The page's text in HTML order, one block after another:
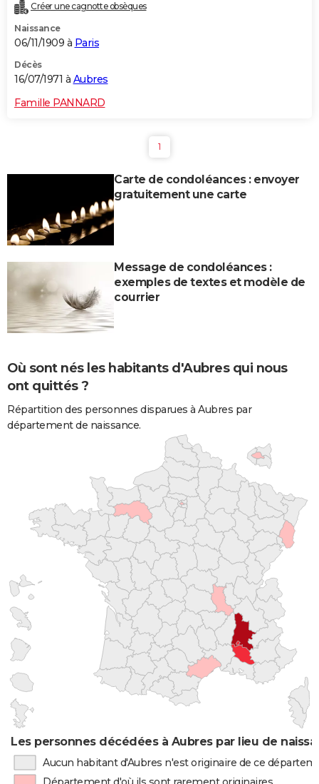
Créer une cagnotte obsèques
Naissance
06/11/1909 à Paris
Décès
16/07/1971 à Aubres
Famille PANNARD
1
Carte de condoléances : envoyer
gratuitement une carte
Message de condoléances :
exemples de textes et modèle de
courrier
Où sont nés les habitants d'Aubres qui nous
ont quittés ?
Répartition des personnes disparues à Aubres par
département de naissance.
Les personnes décédées à Aubres par lieu de
Aucun habitant d'Aubres n'est originaire de ce